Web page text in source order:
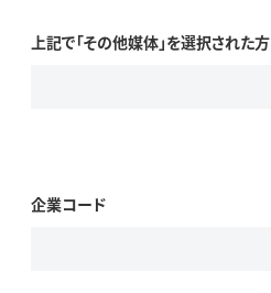
上記で「その他媒体」を選択された方
企業コード